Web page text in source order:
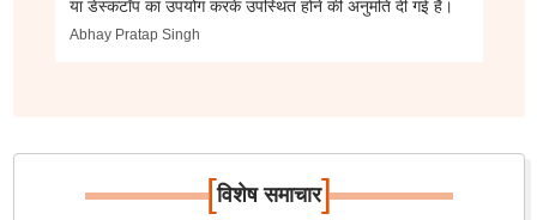
या डेस्कटॉप का उपयोग करके उपस्थित होने की अनुमति दी गई है।
Abhay Pratap Singh
[विशेष समाचार]